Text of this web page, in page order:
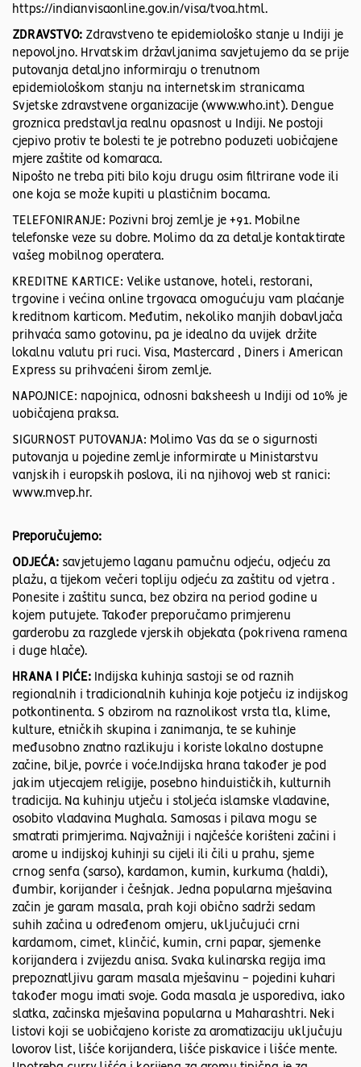
https://indianvisaonline.gov.in/visa/tvoa.html.
ZDRAVSTVO: Zdravstveno te epidemiološko stanje u Indiji je
nepovoljno. Hrvatskim državljanima savjetujemo da se prije
putovanja detaljno informiraju o trenutnom
epidemiološkom stanju na internetskim stranicama
Svjetske zdravstvene organizacije (www.who.int). Dengue
groznica predstavlja realnu opasnost u Indiji. Ne postoji
cjepivo protiv te bolesti te je potrebno poduzeti uobičajene
mjere zaštite od komaraca.
Nipošto ne treba piti bilo koju drugu osim filtrirane vode ili
one koja se može kupiti u plastičnim bocama.
TELEFONIRANJE: Pozivni broj zemlje je +91. Mobilne
telefonske veze su dobre. Molimo da za detalje kontaktirate
vašeg mobilnog operatera.
KREDITNE KARTICE: Velike ustanove, hoteli, restorani,
trgovine i većina online trgovaca omogućuju vam plaćanje
kreditnom karticom. Međutim, nekoliko manjih dobavljača
prihvaća samo gotovinu, pa je idealno da uvijek držite
lokalnu valutu pri ruci. Visa, Mastercard , Diners i American
Express su prihvaćeni širom zemlje.
NAPOJNICE: napojnica, odnosni baksheesh u Indiji od 10% je
uobičajena praksa.
SIGURNOST PUTOVANJA: Molimo Vas da se o sigurnosti
putovanja u pojedine zemlje informirate u Ministarstvu
vanjskih i europskih poslova, ili na njihovoj web st ranici:
www.mvep.hr.
Preporučujemo:
ODJEĆA: savjetujemo laganu pamučnu odjeću, odjeću za
plažu, a tijekom večeri topliju odjeću za zaštitu od vjetra .
Ponesite i zaštitu sunca, bez obzira na period godine u
kojem putujete. Također preporučamo primjerenu
garderobu za razglede vjerskih objekata (pokrivena ramena
i duge hlače).
HRANA I PIĆE:
Indijska kuhinja sastoji se od raznih
regionalnih i tradicionalnih kuhinja koje potječu iz indijskog
potkontinenta. S obzirom na raznolikost vrsta tla, klime,
kulture, etničkih skupina i zanimanja, te se kuhinje
međusobno znatno razlikuju i koriste lokalno dostupne
začine, bilje, povrće i voće.Indijska hrana također je pod
jakim utjecajem religije, posebno hinduističkih, kulturnih
tradicija. Na kuhinju utječu i stoljeća islamske vladavine,
osobito vladavina Mughala. Samosas i pilava mogu se
smatrati primjerima. Najvažniji i najčešće korišteni začini i
arome u indijskoj kuhinji su cijeli ili čili u prahu, sjeme
crnog senfa (sarso), kardamon, kumin, kurkuma (haldi),
đumbir, korijander i češnjak. Jedna popularna mješavina
začin je garam masala, prah koji obično sadrži sedam
suhih začina u određenom omjeru, uključujući crni
kardamom, cimet, klinčić, kumin, crni papar, sjemenke
korijandera i zvijezdu anisa. Svaka kulinarska regija ima
prepoznatljivu garam masala mješavinu - pojedini kuhari
također mogu imati svoje. Goda masala je usporediva, iako
slatka, začinska mješavina popularna u Maharashtri. Neki
listovi koji se uobičajeno koriste za aromatizaciju uključuju
lovorov list, lišće korijandera, lišće piskavice i lišće mente.